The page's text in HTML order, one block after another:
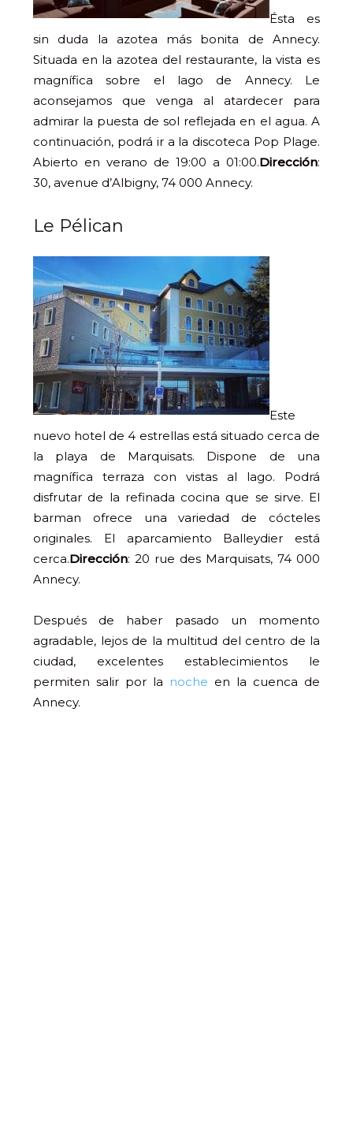
Ésta es
sin duda la azotea más bonita de Annecy.
Situada en la azotea del restaurante, la vista es
magnífica sobre el lago de Annecy. Le
aconsejamos que venga al atardecer para
admirar la puesta de sol reflejada en el agua. A
continuación, podrá ir a la discoteca Pop Plage.
Abierto en verano de 19:00 a 01:00.Dirección:
30, avenue d’Albigny, 74 000 Annecy.
Le Pélican
Este
nuevo hotel de 4 estrellas está situado cerca de
la playa de Marquisats. Dispone de una
magnífica terraza con vistas al lago. Podrá
disfrutar de la refinada cocina que se sirve. El
barman ofrece una variedad de cócteles
originales. El aparcamiento Balleydier está
cerca.Dirección: 20 rue des Marquisats, 74 000
Annecy.
Después de haber pasado un momento
agradable, lejos de la multitud del centro de la
ciudad, excelentes establecimientos le
permiten salir por la noche en la cuenca de
Annecy.